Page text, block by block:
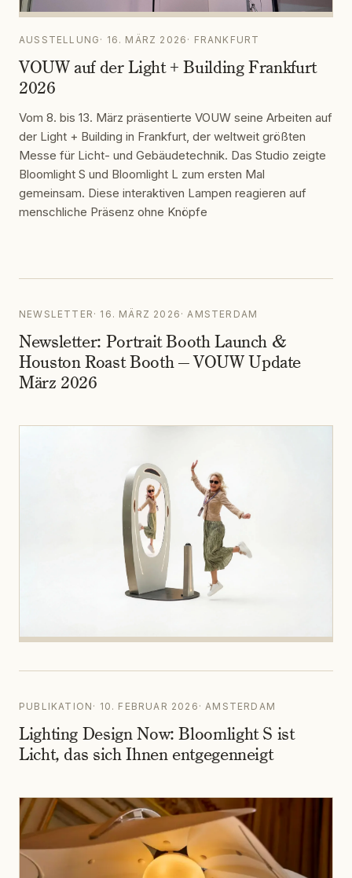
AUSSTELLUNG · 16. MÄRZ 2026 · FRANKFURT
VOUW auf der Light + Building Frankfurt
2026
Vom 8. bis 13. März präsentierte VOUW seine Arbeiten auf
der Light + Building in Frankfurt, der weltweit größten
Messe für Licht- und Gebäudetechnik. Das Studio zeigte
Bloomlight S und Bloomlight L zum ersten Mal
gemeinsam. Diese interaktiven Lampen reagieren auf
menschliche Präsenz ohne Knöpfe
NEWSLETTER · 16. MÄRZ 2026 ·AMSTERDAM
Newsletter: Portrait Booth Launch &
Houston Roast Booth — VOUW Update
März 2026
PUBLIKATION · 10. FEBRUAR 2026 · AMSTERDAM
Lighting Design Now: Bloomlight S ist
Licht, das sich Ihnen entgegenneigt